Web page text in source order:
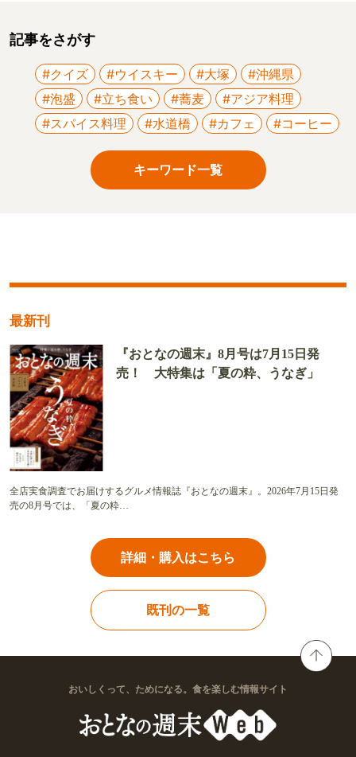
記事をさがす
#クイズ #ウイスキー #大塚
#沖縄県
#泡盛
#立ち食い #蕎麦
#アジア料理
#スパイス料理
#水道橋 #カフェ #コーヒー
キーワード一覧
最新刊
『おとなの週末』8月号は7月15日発
売！ 大特集は「夏の粋、うなぎ」
全店実食調査でお届けするグルメ情報誌『おとなの週末』。2026年7月15日発
売の8月号では、「夏の粋…
詳細・購入はこちら
既刊の一覧
おいしくって、ためになる。食を楽しむ情報サイト